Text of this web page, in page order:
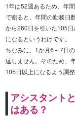
1年は52週あるため、年
で割ると、年間の勤務日
から260日を引いた105
になるというわけです。
ちなみに、1か月6～7日
達しません。そのため、
105日以上になるよう調
アシスタント
はある？